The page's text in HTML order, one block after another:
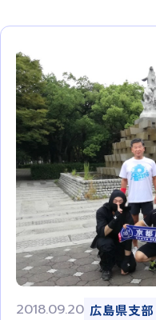
2018.09.20 広島県支部